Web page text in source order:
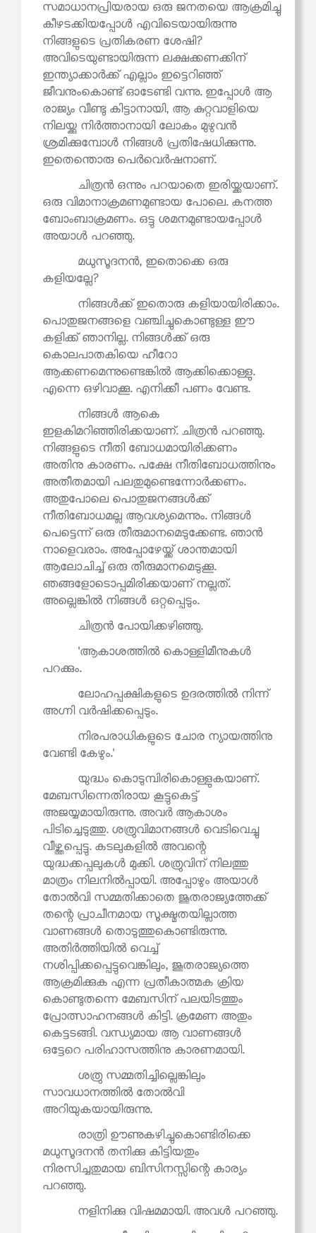
സമാധാനപ്രിയരായ ഒരു ജനതയെ ആക്രമിച്ചു
കീഴടക്കിയപ്പോൾ എവിടെയായിരുന്നു
നിങ്ങളുടെ പ്രതികരണ ശേഷി?
അവിടെയുണ്ടായിരുന്ന ലക്ഷക്കണക്കിന്
ഇന്ത്യാക്കാർക്ക് എല്ലാം ഇട്ടെറിഞ്ഞ്
ജീവനുംകൊണ്ട് ഓടേണ്ടി വന്നു. ഇപ്പോൾ ആ
രാജ്യം വീണ്ടു കിട്ടാനായി, ആ കുറ്റവാളിയെ
നിലയ്ക്കു നിർത്താനായി ലോകം മുഴുവൻ
ശ്രമിക്കുമ്പോൾ നിങ്ങൾ പ്രതിഷേധിക്കുന്നു.
ഇതെന്തൊരു പെർവെർഷനാണ്.
ചിത്രൻ ഒന്നും പറയാതെ ഇരിയ്ക്കയാണ്.
ഒരു വിമാനാക്രമണമുണ്ടായ പോലെ. കനത്ത
ബോംബാക്രമണം. ഒട്ടു ശമനമുണ്ടായപ്പോൾ
അയാൾ പറഞ്ഞു.
മധുസൂദനൻ, ഇതൊക്കെ ഒരു
കളിയല്ലേ?
നിങ്ങൾക്ക് ഇതൊരു കളിയായിരിക്കാം.
പൊതുജനങ്ങളെ വഞ്ചിച്ചുകൊണ്ടുള്ള ഈ
കളിക്ക് ഞാനില്ല. നിങ്ങൾക്ക് ഒരു
കൊലപാതകിയെ ഹീറോ
ആക്കണമെന്നുണ്ടെങ്കിൽ ആക്കിക്കൊള്ളു.
എന്നെ ഒഴിവാക്കൂ. എനിക്കീ പണം വേണ്ട.
നിങ്ങൾ ആകെ
ഇളകിമറിഞ്ഞിരിക്കയാണ്. ചിത്രൻ പറഞ്ഞു.
നിങ്ങളുടെ നീതി ബോധമായിരിക്കണം
അതിനു കാരണം. പക്ഷേ നീതിബോധത്തിനും
അതീതമായി പലതുമുണ്ടെന്നോർക്കണം.
അതുപോലെ പൊതുജനങ്ങൾക്ക്
നീതിബോധമല്ല ആവശ്യമെന്നും. നിങ്ങൾ
പെട്ടെന്ന് ഒരു തീരുമാനമെടുക്കേണ്ട. ഞാൻ
നാളെവരാം. അപ്പോഴേയ്ക്ക് ശാന്തമായി
ആലോചിച്ച് ഒരു തീരുമാനമെടുക്കൂ.
ഞങ്ങളോടൊപ്പമിരിക്കയാണ് നല്ലത്.
അല്ലെങ്കിൽ നിങ്ങൾ ഒറ്റപ്പെടും.
ചിത്രൻ പോയിക്കഴിഞ്ഞു.
'ആകാശത്തിൽ കൊള്ളിമീനുകൾ
പറക്കും.
ലോഹപ്പക്ഷികളുടെ ഉദരത്തിൽ നിന്ന്
അഗ്നി വർഷിക്കപ്പെടും.
നിരപരാധികളുടെ ചോര ന്യായത്തിനു
വേണ്ടി കേഴും.'
യുദ്ധം കൊടുമ്പിരികൊള്ളുകയാണ്.
മേബസിന്നെതിരായ കൂട്ടുകെട്ട്
അജയ്യമായിരുന്നു. അവർ ആകാശം
പിടിച്ചെടുത്തു. ശത്രുവിമാനങ്ങൾ വെടിവെച്ചു
വീഴ്ത്തപ്പെട്ടു. കടലുകളിൽ അവന്റെ
യുദ്ധക്കപ്പലുകൾ മുക്കി. ശത്രുവിന് നിലത്തു
മാത്രം നിലനിൽപ്പായി. അപ്പോഴും അയാൾ
തോൽവി സമ്മതിക്കാതെ ജൂതരാജ്യത്തേക്ക്
തന്റെ പ്രാചീനമായ സൂക്ഷ്മതയില്ലാത്ത
വാണങ്ങൾ തൊടുത്തുകൊണ്ടിരുന്നു.
അതിർത്തിയിൽ വെച്ച്
നശിപ്പിക്കപ്പെട്ടുവെങ്കിലും, ജൂതരാജ്യത്തെ
ആക്രമിക്കുക എന്ന പ്രതീകാത്മക ക്രിയ
കൊണ്ടുതന്നെ മേബസിന് പലയിടത്തും
പ്രോത്സാഹനങ്ങൾ കിട്ടി. ക്രമേണ അതും
കെട്ടടങ്ങി. വന്ധ്യമായ ആ വാണങ്ങൾ
ഒട്ടേറെ പരിഹാസത്തിനു കാരണമായി.
ശത്രു സമ്മതിച്ചില്ലെങ്കിലും
സാവധാനത്തിൽ തോൽവി
അറിയുകയായിരുന്നു.
രാത്രി ഊണുകഴിച്ചുകൊണ്ടിരിക്കെ
മധുസൂദനൻ തനിക്കു കിട്ടിയതും
നിരസിച്ചതുമായ ബിസിനസ്സിന്റെ കാര്യം
പറഞ്ഞു.
നളിനിക്കു വിഷമമായി. അവൾ പറഞ്ഞു.